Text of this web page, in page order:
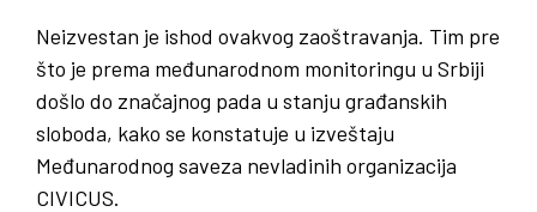
Neizvestan je ishod ovakvog zaoštravanja. Tim pre
što je prema međunarodnom monitoringu u Srbiji
došlo do značajnog pada u stanju građanskih
sloboda, kako se konstatuje u izveštaju
Međunarodnog saveza nevladinih organizacija
CIVICUS.